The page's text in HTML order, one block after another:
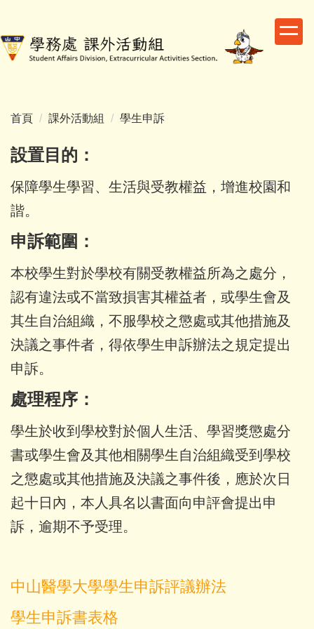
主
要
區
首頁 課外活動組 學生申訴
設置目的：
保障學生學習、生活與受教權益，增進校園和
諧。
申訴範圍：
本校學生對於學校有關受教權益所為之處分，
認有違法或不當致損害其權益者，或學生會及
其生自治組織，不服學校之懲處或其他措施及
決議之事件者，得依學生申訴辦法之規定提出
申訴。
處理程序：
學生於收到學校對於個人生活、學習獎懲處分
書或學生會及其他相關學生自治組織受到學校
之懲處或其他措施及決議之事件後，應於次日
起十日內，本人具名以書面向申評會提出申
訴，逾期不予受理。
中山醫學大學學生申訴評議辦法
學生申訴書表格